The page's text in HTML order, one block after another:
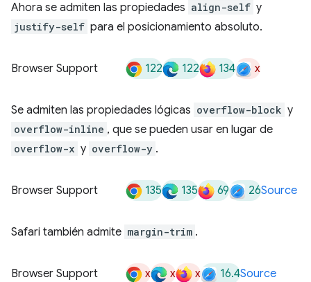
Ahora se admiten las propiedades align-self y
justify-self para el posicionamiento absoluto.
Browser Support 122 122 134 x
Se admiten las propiedades lógicas overflow-block y
overflow-inline , que se pueden usar en lugar de
overflow-x y overflow-y .
Browser Support 135 135 69 26Source
Safari también admite margin-trim .
Browser Support x x x 16.4Source